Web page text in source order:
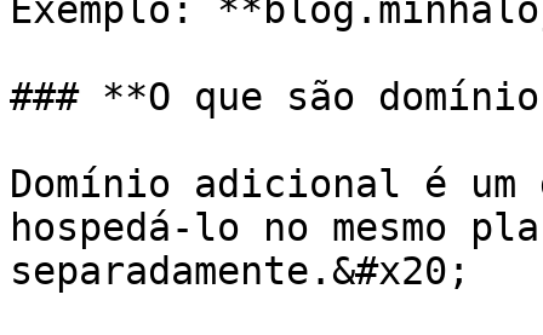
Exemplo:
### **O que são
Domínio adicional é um
hospedá-lo no mesmo
separadamente.&#x20;